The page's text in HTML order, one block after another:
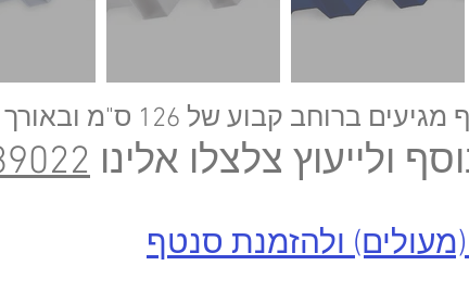
ולייעוץ צלצלו אלינו
ברוחב קבוע של 126 ס"מ ובאורך של עד 6 מטר
ולהזמנת סנטף